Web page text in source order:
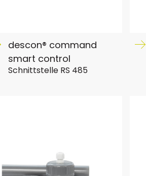
descon® command
smart control
Schnittstelle RS 485